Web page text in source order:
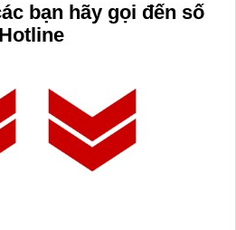
bạn hãy gọi đến số
Hotline